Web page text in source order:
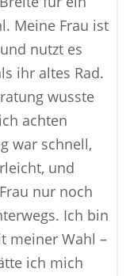
Meine Frau ist
nutzt es
ihr altes Rad.
wusste
achten
war schnell,
und
nur noch
Ich bin
meiner Wahl –
ich mich